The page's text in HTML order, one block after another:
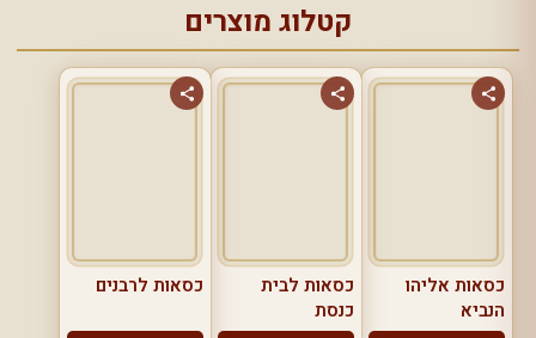
קטלוג מוצרים
כסאות אליהו
הנביא
כסאות לבית
כנסת
כסאות לרבנים